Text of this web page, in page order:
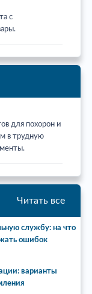
с
для похорон и
в трудную
Читать все
службу: на что
ошибок
варианты